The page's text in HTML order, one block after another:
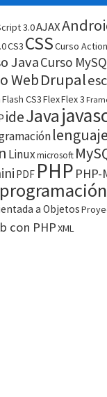
3.0AJAX
CS3 CSSCurso
JavaCurso
WebDrupal
Flash CS3FlexFlex 3
ideJava
Linuxmicrosoft
PDF PHP PHP-
programación
a Objetos
con PHPXML